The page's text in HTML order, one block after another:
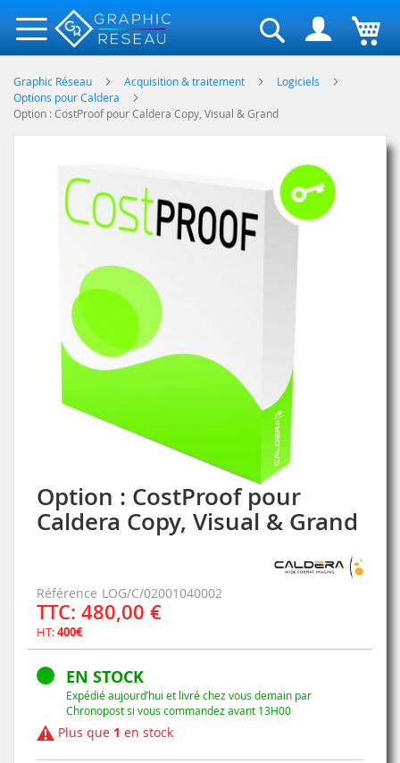
Rechercher
Graphic Réseau Acquisition & traitement
Logiciels
Options pour Caldera
Option : CostProof pour Caldera Copy, Visual & Grand
Option : CostProof pour
Caldera Copy, Visual & Grand
Référence LOG/C/02001040002
TTC: 480,00 €
HT:400€
EN STOCK
Expédié aujourd’hui et livré chez vous demain par
Chronopost si vous commandez avant 13H00
Plus que 1 en stock
Skip
to
the
images
gallery